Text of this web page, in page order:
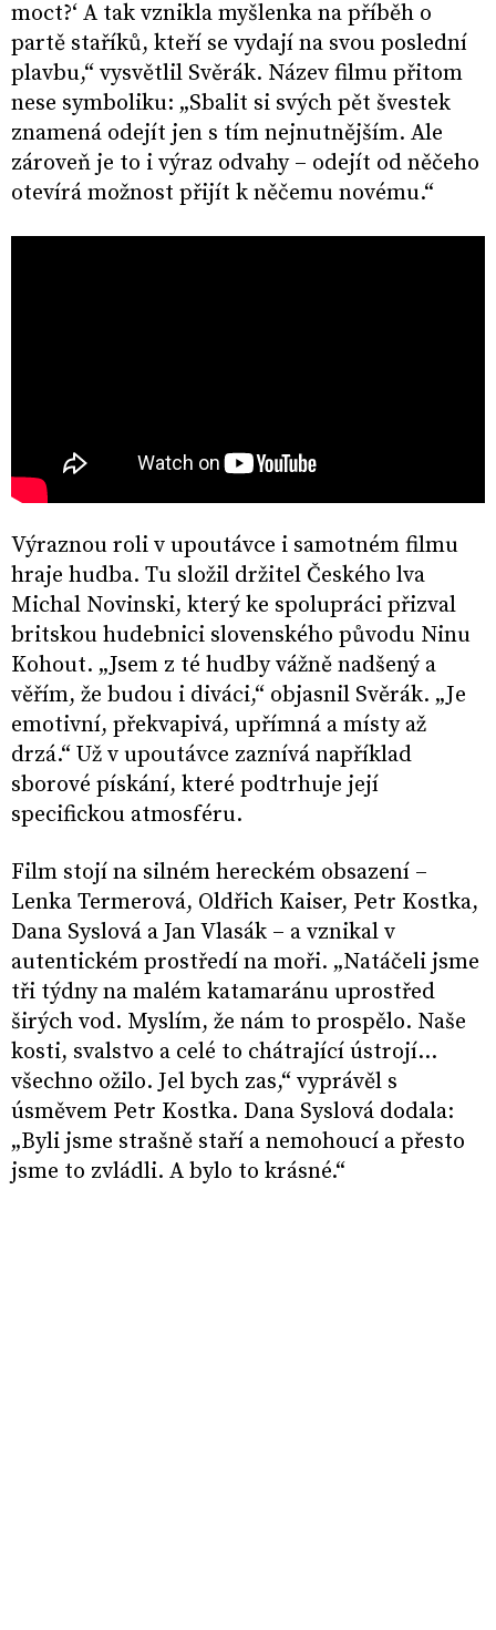
moct?‘ A tak vznikla myšlenka na příběh o
partě staříků, kteří se vydají na svou poslední
plavbu,“ vysvětlil Svěrák. Název filmu přitom
nese symboliku: „Sbalit si svých pět švestek
znamená odejít jen s tím nejnutnějším. Ale
zároveň je to i výraz odvahy – odejít od něčeho
otevírá možnost přijít k něčemu novému.“
Výraznou roli v upoutávce i samotném filmu
hraje hudba. Tu složil držitel Českého lva
Michal Novinski, který ke spolupráci přizval
britskou hudebnici slovenského původu Ninu
Kohout. „Jsem z té hudby vážně nadšený a
věřím, že budou i diváci,“ objasnil Svěrák. „Je
emotivní, překvapivá, upřímná a místy až
drzá.“ Už v upoutávce zaznívá například
sborové pískání, které podtrhuje její
specifickou atmosféru.
Film stojí na silném hereckém obsazení –
Lenka Termerová, Oldřich Kaiser, Petr Kostka,
Dana Syslová a Jan Vlasák – a vznikal v
autentickém prostředí na moři. „Natáčeli jsme
tři týdny na malém katamaránu uprostřed
širých vod. Myslím, že nám to prospělo. Naše
kosti, svalstvo a celé to chátrající ústrojí…
všechno ožilo. Jel bych zas,“ vyprávěl s
úsměvem Petr Kostka. Dana Syslová dodala:
„Byli jsme strašně staří a nemohoucí a přesto
jsme to zvládli. A bylo to krásné.“